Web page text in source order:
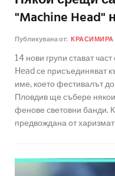
"Machine Head"
Публикувана от: КРАСИМИРА
14 нови групи стават
Head се присъединяват
име, което фестивалът
Пловдив ще събере
фенове световни банди.
предвождана от